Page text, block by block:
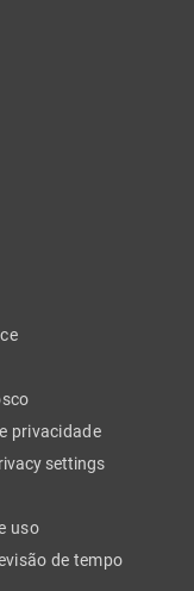
privacidade
settings
uso
de tempo